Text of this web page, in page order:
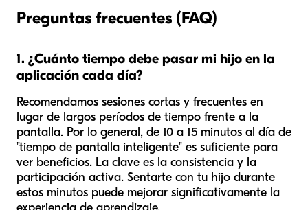
Preguntas frecuentes (FAQ)
1. ¿Cuánto tiempo debe pasar mi hijo en la
aplicación cada día?
Recomendamos sesiones cortas y frecuentes en
lugar de largos períodos de tiempo frente a la
pantalla. Por lo general, de 10 a 15 minutos al día de
"tiempo de pantalla inteligente" es suficiente para
ver beneficios. La clave es la consistencia y la
participación activa. Sentarte con tu hijo durante
estos minutos puede mejorar significativamente la